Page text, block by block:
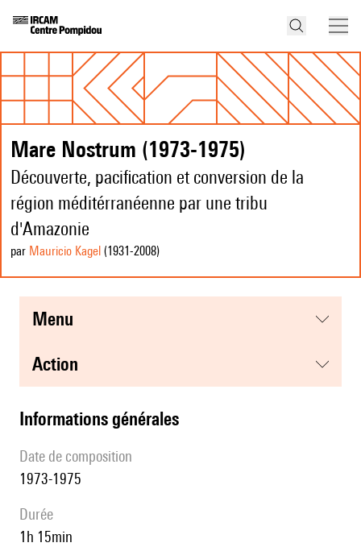
Mare Nostrum (1973-1975)
Découverte, pacification et conversion de la
région méditérranéenne par une tribu
d'Amazonie
par Mauricio Kagel (1931-2008)
menu
action
informations générales
date de composition
1973-1975
durée
1h 15min